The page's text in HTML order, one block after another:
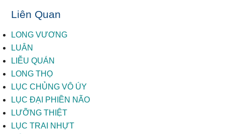
Liên Quan
LONG VƯƠNG
LUÂN
LIỄU QUÁN
LONG THỌ
LỤC CHỦNG VÔ ÚY
LỤC ĐẠI PHIỀN NÃO
LƯỠNG THIỆT
LỤC TRAI NHỰT